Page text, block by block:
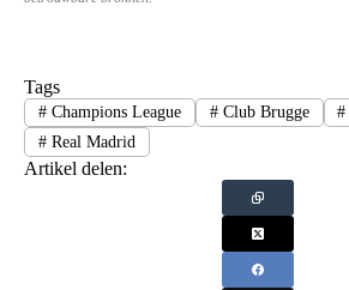
Tags
#Champions League #Club Brugge #
#Real Madrid
Artikel delen: